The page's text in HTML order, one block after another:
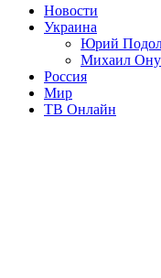
Новости
Украина
Юрий
Михаил
Россия
Мир
ТВ Онлайн